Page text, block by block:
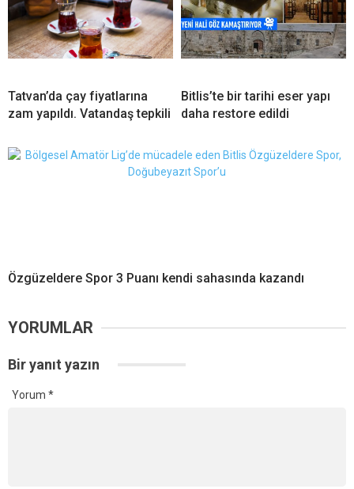
Tatvan’da çay fiyatlarına
zam yapıldı. Vatandaş tepkili
Bitlis’te bir tarihi eser yapı
daha restore edildi
Özgüzeldere Spor 3 Puanı kendi sahasında kazandı
YORUMLAR
Bir yanıt yazın
Yorum *